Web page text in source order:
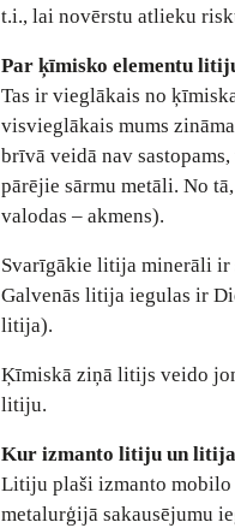
t.i., lai novērstu atlieku
Par ķīmisko elementu
Tas ir vieglākais no
visvieglākais mums
brīvā veidā nav
pārējie sārmu metāli. No
valodas – akmens).
Svarīgākie litija minerāli
Galvenās litija iegulas ir
litija).
Ķīmiskā ziņā litijs veido
litiju.
Kur izmanto litiju un litija
Litiju plaši izmanto
metalurģijā sakausējumu